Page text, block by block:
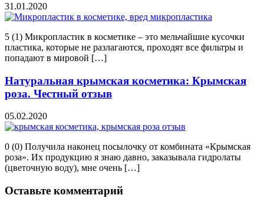
31.01.2020
5 (1) Микропластик в косметике – это мельчайшие кусочки
пластика, которые не разлагаются, проходят все фильтры и
попадают в мировой […]
Натуральная крымская косметика: Крымская
роза. Честный отзыв
05.02.2020
0 (0) Получила наконец посылочку от комбината «Крымская
роза». Их продукцию я знаю давно, заказывала гидролаты
(цветочную воду), мне очень […]
Оставьте комментарий